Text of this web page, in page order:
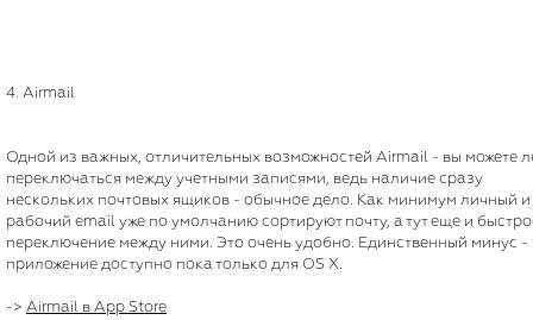
4. Airmail
Одной из важных, отличительных возможностей Airmail - вы можете
переключаться между учетными записями, ведь наличие сразу
нескольких почтовых ящиков - обычное дело. Как минимум личный и
рабочий email уже по умолчанию сортируют почту, а тут еще и
переключение между ними. Это очень удобно. Единственный минус -
приложение доступно пока только для OS X.
-> Airmail в App Store